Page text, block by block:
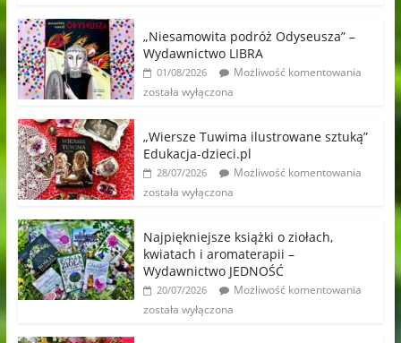
„Niesamowita podróż Odyseusza” –
Wydawnictwo LIBRA
01/08/2026
Możliwość komentowania
została wyłączona
„Wiersze Tuwima ilustrowane sztuką”
Edukacja-dzieci.pl
28/07/2026
Możliwość komentowania
została wyłączona
Najpiękniejsze książki o ziołach,
kwiatach i aromaterapii –
Wydawnictwo JEDNOŚĆ
20/07/2026
Możliwość komentowania
została wyłączona